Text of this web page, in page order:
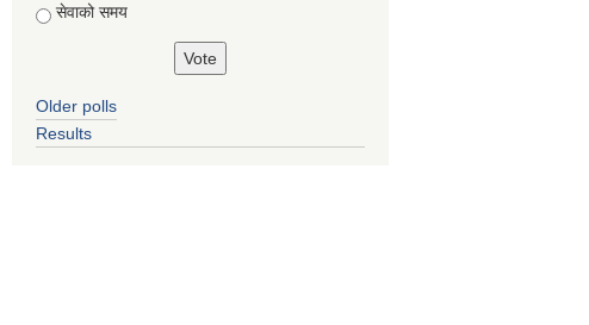
सेवाको समय
Older polls
Results